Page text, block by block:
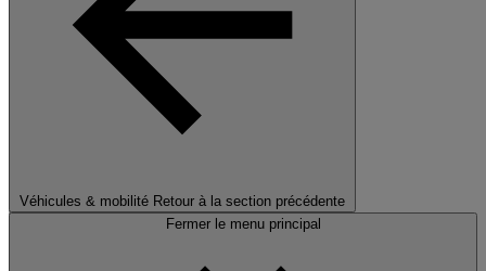
Véhicules & mobilité Retour à la section précédente
Fermer le menu principal